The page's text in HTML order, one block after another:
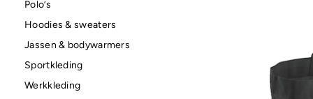
Polo’s
Hoodies & sweaters
Jassen & bodywarmers
Sportkleding
Werkkleding